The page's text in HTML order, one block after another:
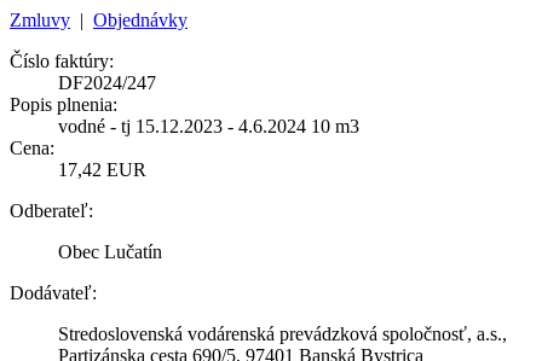
Zmluvy | Objednávky
Číslo faktúry:
DF2024/247
Popis plnenia:
vodné - tj 15.12.2023 - 4.6.2024 10 m3
Cena:
17,42 EUR
Odberateľ:
Obec Lučatín
Dodávateľ:
Stredoslovenská vodárenská prevádzková spoločnosť, a.s.,
Partizánska cesta 690/5, 97401 Banská Bystrica